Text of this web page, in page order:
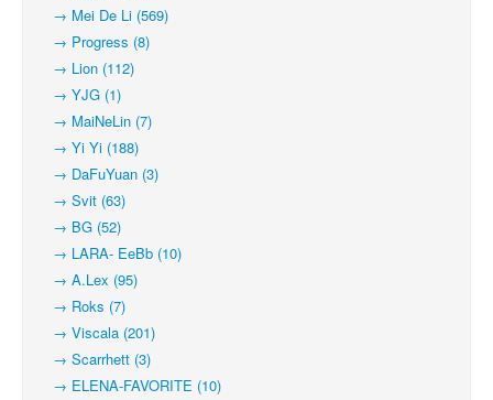
→ Mei De Li (569)
→ Progress (8)
→ Lion (112)
→ YJG (1)
→ MaiNeLin (7)
→ Yi Yi (188)
→ DaFuYuan (3)
→ Svit (63)
→ BG (52)
→ LARA- EeBb (10)
→ A.Lex (95)
→ Roks (7)
→ Viscala (201)
→ Scarrhett (3)
→ ELENA-FAVORITE (10)